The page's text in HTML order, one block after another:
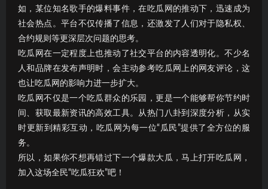
如，某位知名歌手的爆料事件，在吃瓜网的推动下，迅速成为
社会热点。平台不仅传播了信息，还激发了人们对于隐私权、
合约规则等更深层次问题的思考。
吃瓜网在一定程度上也推动了社交平台的内容透明化。不少名
人和品牌在发布声明时，会主动参考吃瓜网上的网友评论，这
也让吃瓜网的影响力进一步扩大。
吃瓜网不仅是一个吃瓜群众的乐园，更是一个能够帮你节约时
间、获取最新资讯的高效工具。从热门八卦到深度分析，从实
时更新到精彩互动，吃瓜网为每一位“瓜民”提供了全方位的服
务。
所以，如果你不想再错过下一个爆款大瓜，马上打开吃瓜网，
加入这场全民“吃瓜狂欢”吧！